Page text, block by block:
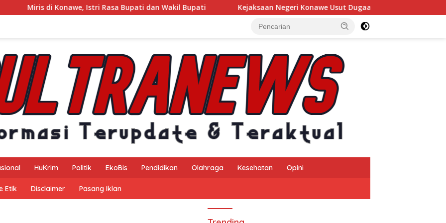
Istri Rasa Bupati dan Wakil Bupati Kejaksaan Negeri Konawe Usut Dugaan Korupsi Insentif Pajak Daerah TA
HuKrim Politik EkoBis Pendidikan Olahraga Kesehatan Opini
Etik Disclaimer Pasang Iklan